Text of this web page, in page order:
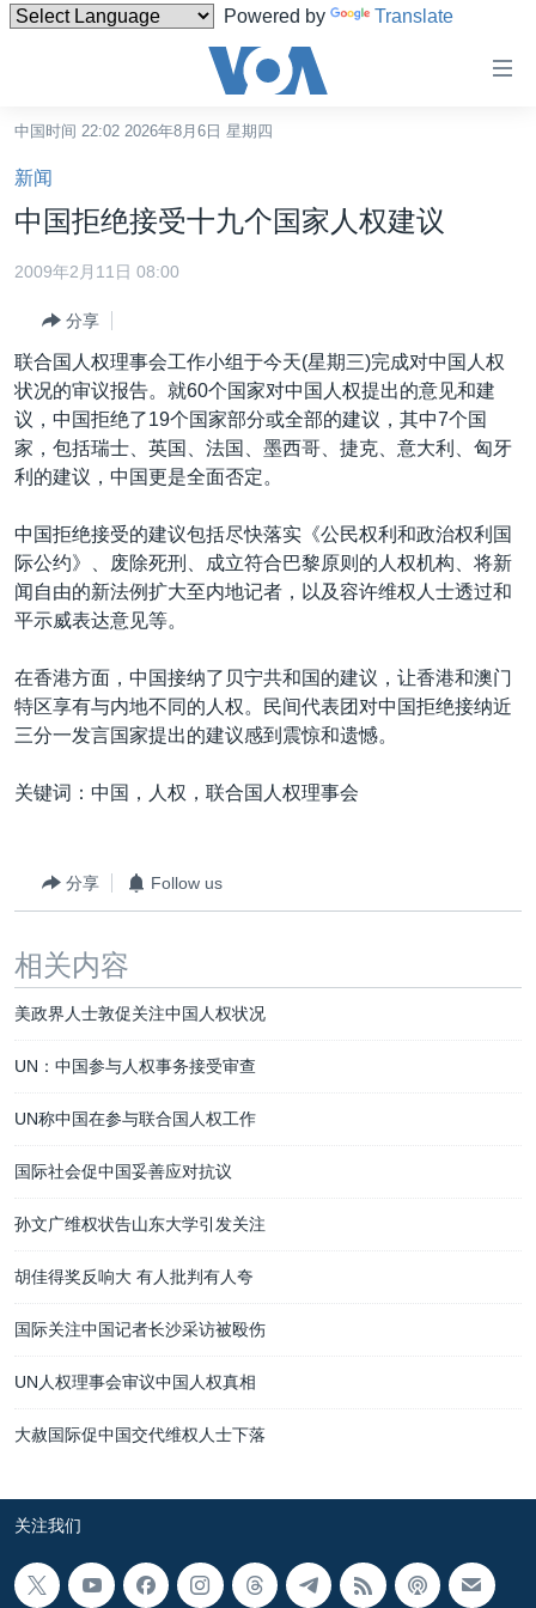
Powered by Translate
碍
链
接
转
容
转
到
导
转
到
检
港澳
国际
最新国际新闻
印太
欧洲
非洲
美洲
全球议题
分类新闻
经济·金融·贸易
科教·文娱·体健
军事
劳工
环境
美中关系
白宫要闻
国会报道
美中关系
美国建国250周年
埃博拉疫情
重要讲话与声明
南中国海争端
关注新疆
GEN Z 看美国
VOA视频
VOA今日焦点
中文广播
关注我们
中国时间 22:02 2026年8月6日 星期四
新闻
中国拒绝接受十九个国家人权建议
2009年2月11日 08:00
分享
联合国人权理事会工作小组于今天(星期三)完成对中国人权
状况的审议报告。就60个国家对中国人权提出的意见和建
议，中国拒绝了19个国家部分或全部的建议，其中7个国
家，包括瑞士、英国、法国、墨西哥、捷克、意大利、匈牙
利的建议，中国更是全面否定。
中国拒绝接受的建议包括尽快落实《公民权利和政治权利国
际公约》、废除死刑、成立符合巴黎原则的人权机构、将新
闻自由的新法例扩大至内地记者，以及容许维权人士透过和
平示威表达意见等。
在香港方面，中国接纳了贝宁共和国的建议，让香港和澳门
特区享有与内地不同的人权。民间代表团对中国拒绝接纳近
三分一发言国家提出的建议感到震惊和遗憾。
关键词：中国，人权，联合国人权理事会
分享 Follow us
相关内容
美政界人士敦促关注中国人权状况
UN：中国参与人权事务接受审查
UN称中国在参与联合国人权工作
国际社会促中国妥善应对抗议
孙文广维权状告山东大学引发关注
胡佳得奖反响大 有人批判有人夸
国际关注中国记者长沙采访被殴伤
UN人权理事会审议中国人权真相
大赦国际促中国交代维权人士下落
关注我们